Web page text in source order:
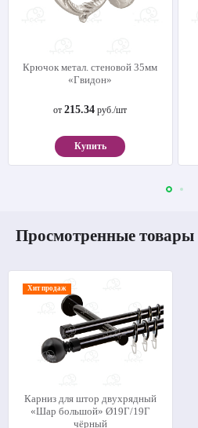
Крючок метал. стеновой 35мм
«Гвидон»
от215.34 руб./шт
Купить
Просмотренные товары
Хит продаж
Карниз для штор двухрядный
«Шар большой» Ø19Г/19Г
чёрный